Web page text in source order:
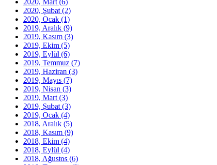
2020, Mart (6)
2020, Şubat (2)
2020, Ocak (1)
2019, Aralık (9)
2019, Kasım (3)
2019, Ekim (5)
2019, Eylül (6)
2019, Temmuz (7)
2019, Haziran (3)
2019, Mayıs (7)
2019, Nisan (3)
2019, Mart (3)
2019, Şubat (3)
2019, Ocak (4)
2018, Aralık (5)
2018, Kasım (9)
2018, Ekim (4)
2018, Eylül (4)
2018, Ağustos (6)